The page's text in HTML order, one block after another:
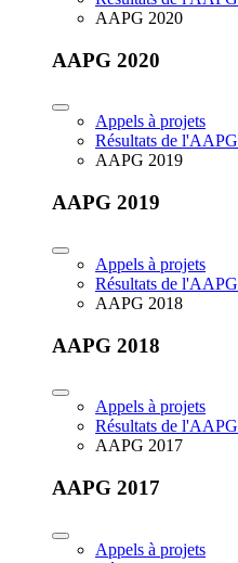
AAPG 2020
AAPG 2020
Appels à projets
Résultats de l'AAPG
AAPG 2019
AAPG 2019
Appels à projets
Résultats de l'AAPG
AAPG 2018
AAPG 2018
Appels à projets
Résultats de l'AAPG
AAPG 2017
AAPG 2017
Appels à projets